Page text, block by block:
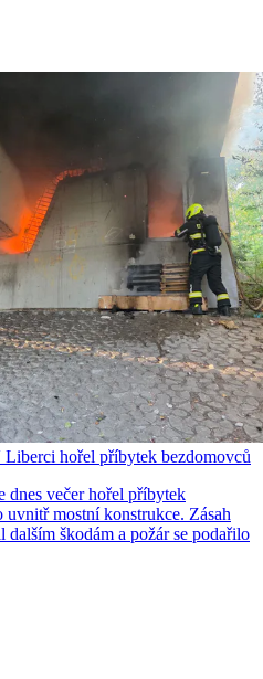
hořel příbytek bezdomovců
dnes večer hořel příbytek
mostní konstrukce. Zásah
škodám a požár se podařilo